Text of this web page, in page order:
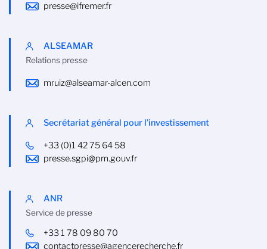
presse@ifremer.fr
ALSEAMAR
Relations presse
mruiz@alseamar-alcen.com
Secrétariat général pour l’investissement
+33 (0)1 42 75 64 58
presse.sgpi@pm.gouv.fr
ANR
Service de presse
+33 1 78 09 80 70
contactpresse@agencerecherche.fr